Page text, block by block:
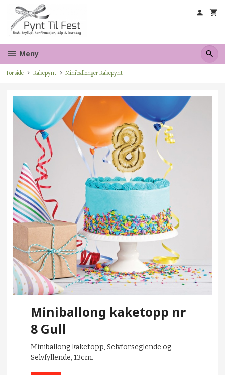
innholdet
Meny
Forside Kakepynt Miniballonger Kakepynt
Miniballong kaketopp nr
8 Gull
Miniballong kaketopp, Selvforseglende og
Selvfyllende, 13cm.